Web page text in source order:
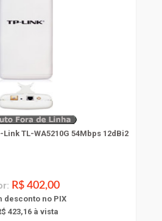
TL-WA5210G 54Mbps 12dBi2
R$ 402,00
desconto no PIX
423,16 à vista